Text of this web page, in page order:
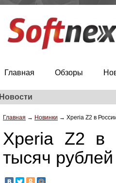
Главная Обзоры
Новости
Главная → Новинки → Xperia Z2 в
Xperia Z2 в
тысяч рублей